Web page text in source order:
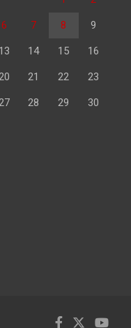
6 7 8 9
13 14 15 16
21 22 23
28 29 30